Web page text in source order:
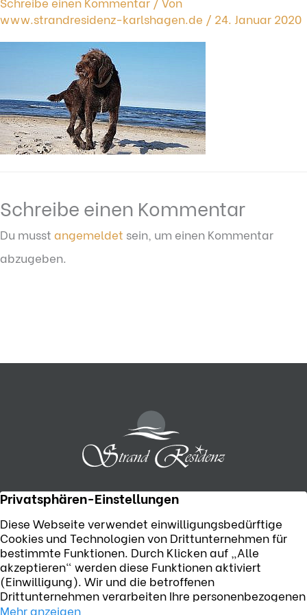
www.strandresidenz-karlshagen.de / 24. Januar 2020
Schreibe einen Kommentar
Du musst angemeldet sein, um einen Kommentar
abzugeben.
Telefon:+49 (0) 38371 55506
Strandpromenade 6, D-17449 Karlshagen
Jetzt E-Mail senden